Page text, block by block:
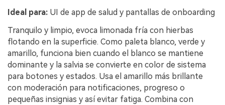
Ideal para: UI de app de salud y pantallas de onboarding
Tranquilo y limpio, evoca limonada fría con hierbas
flotando en la superficie. Como paleta blanco, verde y
amarillo, funciona bien cuando el blanco se mantiene
dominante y la salvia se convierte en color de sistema
para botones y estados. Usa el amarillo más brillante
con moderación para notificaciones, progreso o
pequeñas insignias y así evitar fatiga. Combina con